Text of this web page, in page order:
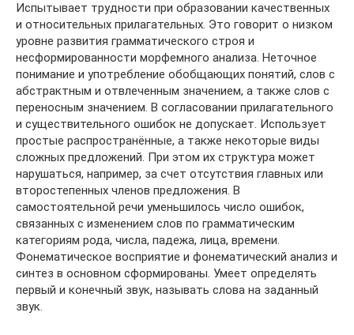
Испытывает трудности при образовании качественных
и относительных прилагательных. Это говорит о низком
уровне развития грамматического строя и
несформированности морфемного анализа. Неточное
понимание и употребление обобщающих понятий, слов с
абстрактным и отвлеченным значением, а также слов с
переносным значением. В согласовании прилагательного
и существительного ошибок не допускает. Использует
простые распространённые, а также некоторые виды
сложных предложений. При этом их структура может
нарушаться, например, за счет отсутствия главных или
второстепенных членов предложения. В
самостоятельной речи уменьшилось число ошибок,
связанных с изменением слов по грамматическим
категориям рода, числа, падежа, лица, времени.
Фонематическое восприятие и фонематический анализ и
синтез в основном сформированы. Умеет определять
первый и конечный звук, называть слова на заданный
звук.